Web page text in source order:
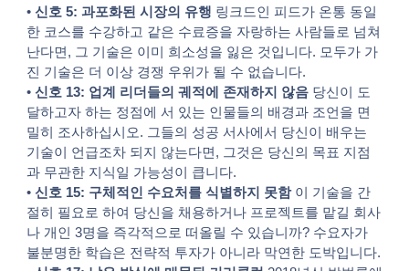
• 신호 5: 과포화된 시장의 유행 링크드인 피드가 온통 동일
한 코스를 수강하고 같은 수료증을 자랑하는 사람들로 넘쳐
난다면, 그 기술은 이미 희소성을 잃은 것입니다. 모두가 가
진 기술은 더 이상 경쟁 우위가 될 수 없습니다.
• 신호 13: 업계 리더들의 궤적에 존재하지 않음 당신이 도
달하고자 하는 정점에 서 있는 인물들의 배경과 조언을 면
밀히 조사하십시오. 그들의 성공 서사에서 당신이 배우는
기술이 언급조차 되지 않는다면, 그것은 당신의 목표 지점
과 무관한 지식일 가능성이 큽니다.
• 신호 15: 구체적인 수요처를 식별하지 못함이 기술을 간
절히 필요로 하여 당신을 채용하거나 프로젝트를 맡길 회사
나 개인 3명을 즉각적으로 떠올릴 수 있습니까? 수요자가
불분명한 학습은 전략적 투자가 아니라 막연한 도박입니다.